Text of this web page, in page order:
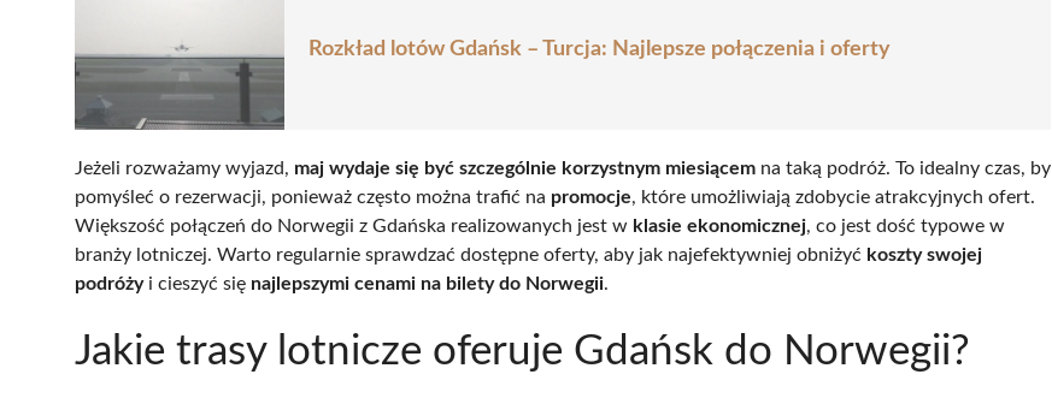
Rozkład lotów Gdańsk – Turcja: Najlepsze połączenia i oferty
Jeżeli rozważamy wyjazd, maj wydaje się być szczególnie korzystnym miesiącem na taką podróż. To idealny czas, by
pomyśleć o rezerwacji, ponieważ często można trafić na promocje, które umożliwiają zdobycie atrakcyjnych ofert.
Większość połączeń do Norwegii z Gdańska realizowanych jest w klasie ekonomicznej, co jest dość typowe w
branży lotniczej. Warto regularnie sprawdzać dostępne oferty, aby jak najefektywniej obniżyć koszty swojej
podróżyi cieszyć się najlepszymi cenami na bilety do Norwegii.
Jakie trasy lotnicze oferuje Gdańsk do Norwegii?